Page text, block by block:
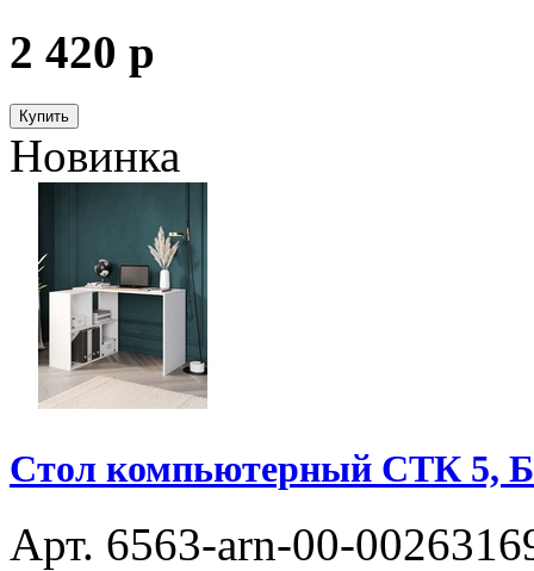
2 420 p
Купить
Новинка
Стол компьютерный СТК 5,
Арт. 6563-arn-00-